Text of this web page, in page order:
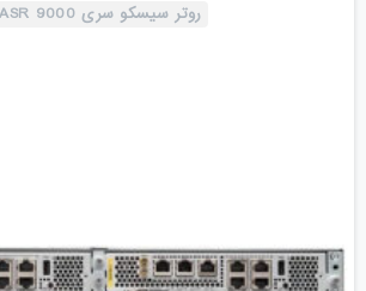
روتر سیسکو سری ASR 9000